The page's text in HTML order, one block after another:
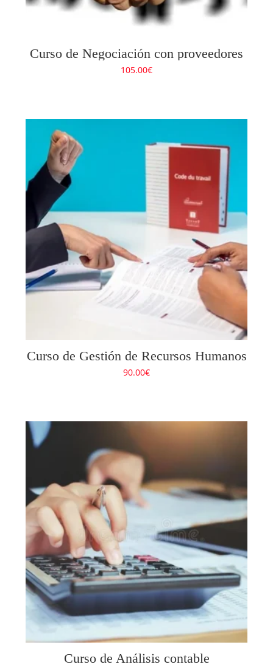
Curso de Negociación con proveedores
105.00€
Curso de Gestión de Recursos Humanos
90.00€
Curso de Análisis contable